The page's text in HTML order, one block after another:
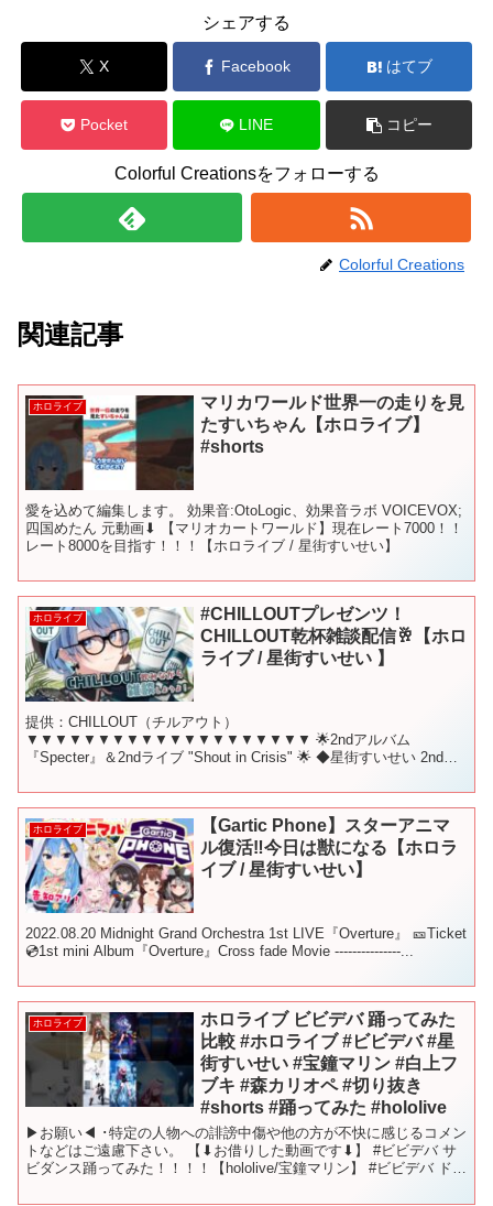
シェアする
X Facebook はてブ
Pocket LINE コピー
Colorful Creationsをフォローする
Colorful Creations
関連記事
ホロライブ
マリカワールド世界一の走りを見
たすいちゃん【ホロライブ】
#shorts
愛を込めて編集します。 効果音:OtoLogic、効果音ラボ VOICEVOX;
四国めたん 元動画⬇︎ 【マリオカートワールド】現在レート7000！！
レート8000を目指す！！！【ホロライブ / 星街すいせい】
ホロライブ
#CHILLOUTプレゼンツ！
CHILLOUT乾杯雑談配信🥂【ホロ
ライブ / 星街すいせい 】
提供：CHILLOUT（チルアウト）
▼▼▼▼▼▼▼▼▼▼▼▼▼▼▼▼▼▼▼▼ 🌟2ndアルバム
『Specter』＆2ndライブ "Shout in Crisis" 🌟 ◆星街すいせい 2ndア
ホロライブ
【Gartic Phone】スターアニマ
ル復活‼今日は獣になる【ホロラ
イブ / 星街すいせい】
2022.08.20 Midnight Grand Orchestra 1st LIVE『Overture』 🎫Ticket
💿1st mini Album『Overture』Cross fade Movie ---------------...
ホロライブ
ホロライブ ビビデバ 踊ってみた
比較 #ホロライブ #ビビデバ #星
街すいせい #宝鐘マリン #白上フ
ブキ #森カリオペ #切り抜き
#shorts #踊ってみた #hololive
▶お願い◀ ･特定の人物への誹謗中傷や他の方が不快に感じるコメン
トなどはご遠慮下さい。 【⬇お借りした動画です⬇】 #ビビデバ サ
ビダンス踊ってみた！！！！【hololive/宝鐘マリン】 #ビビデバ ドレ